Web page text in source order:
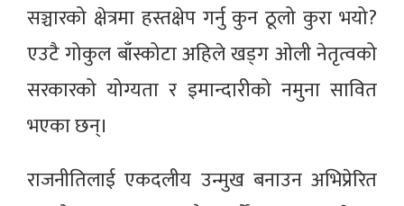
सञ्चारको क्षेत्रमा हस्तक्षेप गर्नु कुन ठूलो कुरा भयो?
एउटै गोकुल बाँस्कोटा अहिले खड्ग ओली नेतृत्वको
सरकारको योग्यता र इमान्दारीको नमुना सावित
भएका छन्।
राजनीतिलाई एकदलीय उन्मुख बनाउन अभिप्रेरित